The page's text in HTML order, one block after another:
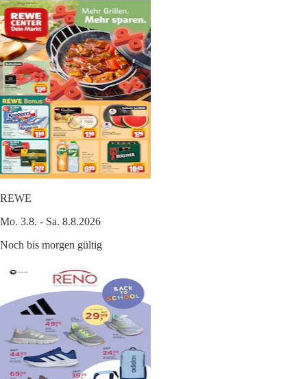
REWE
Mo. 3.8. - Sa. 8.8.2026
Noch bis morgen gültig